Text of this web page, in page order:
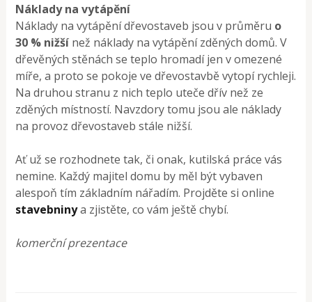
Náklady na vytápění
Náklady na vytápění dřevostaveb jsou v průměru o
30 % nižší než náklady na vytápění zděných domů. V
dřevěných stěnách se teplo hromadí jen v omezené
míře, a proto se pokoje ve dřevostavbě vytopí rychleji.
Na druhou stranu z nich teplo uteče dřív než ze
zděných místností. Navzdory tomu jsou ale náklady
na provoz dřevostaveb stále nižší.
Ať už se rozhodnete tak, či onak, kutilská práce vás
nemine. Každý majitel domu by měl být vybaven
alespoň tím základním nářadím. Projděte si online
stavebninya zjistěte, co vám ještě chybí.
komerční prezentace